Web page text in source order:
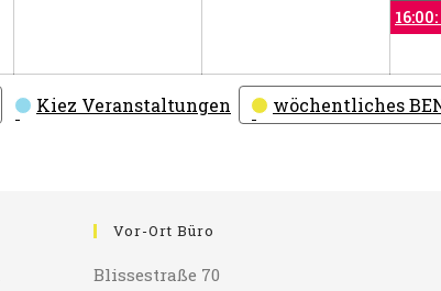
20,
2025
Kiez Veranstaltungen wöchentliches
Vor-Ort Büro
Blissestraße 70